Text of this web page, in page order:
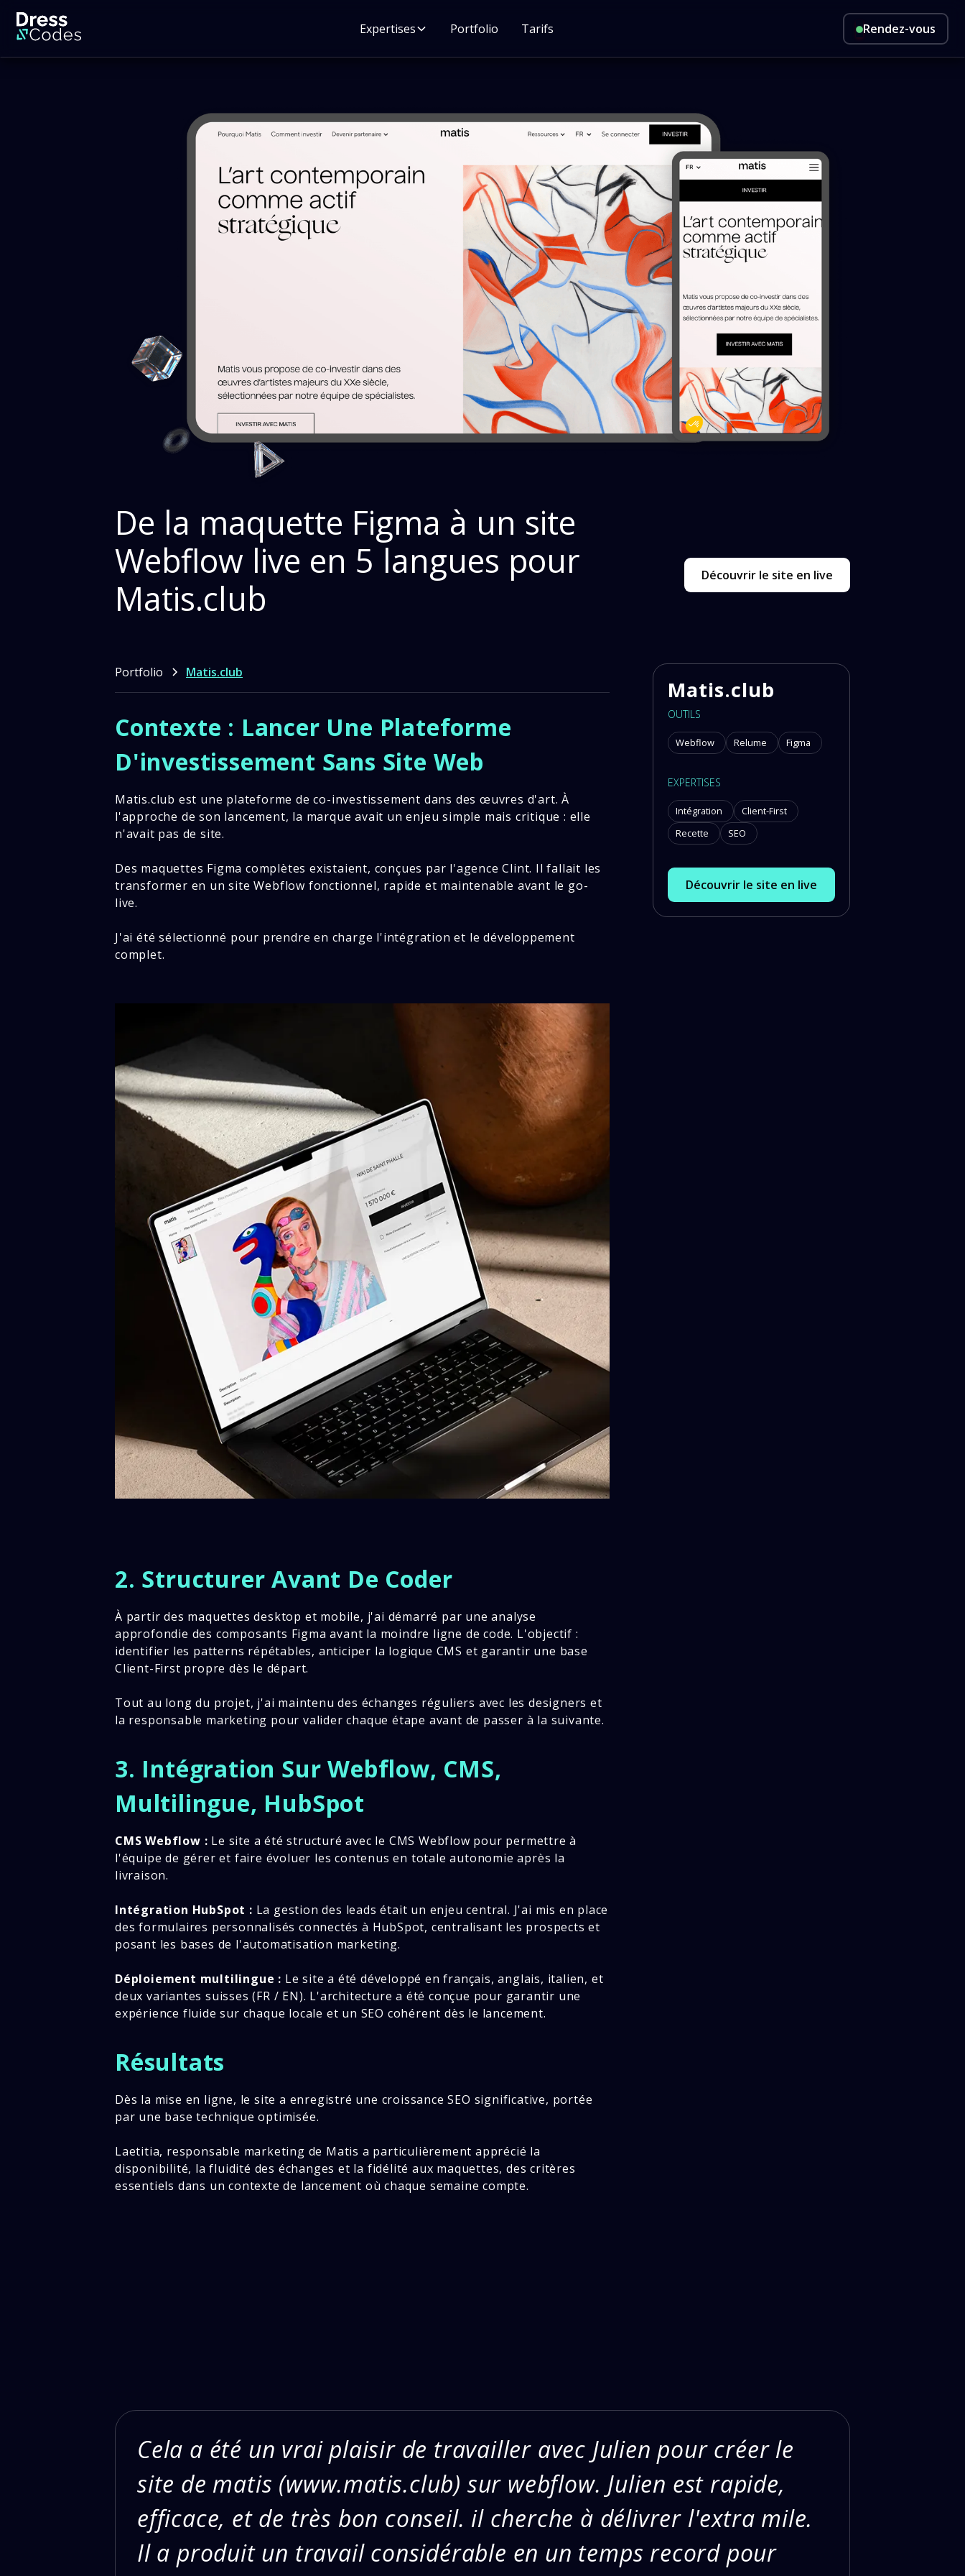
Expertises Portfolio Tarifs Rendez-vous
De la maquette Figma à un site
Webflow live en 5 langues pour
Matis.club
Découvrir le site en live
Portfolio Matis.club
Contexte : Lancer Une Plateforme
D'investissement Sans Site Web
Matis.club est une plateforme de co-investissement dans des œuvres d'art. À
l'approche de son lancement, la marque avait un enjeu simple mais critique : elle
n'avait pas de site.
Des maquettes Figma complètes existaient, conçues par l'agence Clint. Il fallait les
transformer en un site Webflow fonctionnel, rapide et maintenable avant le go-
live.
J'ai été sélectionné pour prendre en charge l'intégration et le développement
complet.
2. Structurer Avant De Coder
À partir des maquettes desktop et mobile, j'ai démarré par une analyse
approfondie des composants Figma avant la moindre ligne de code. L'objectif :
identifier les patterns répétables, anticiper la logique CMS et garantir une base
Client-First propre dès le départ.
Tout au long du projet, j'ai maintenu des échanges réguliers avec les designers et
la responsable marketing pour valider chaque étape avant de passer à la suivante.
3. Intégration Sur Webflow, CMS,
Multilingue, HubSpot
CMS Webflow : Le site a été structuré avec le CMS Webflow pour permettre à
l'équipe de gérer et faire évoluer les contenus en totale autonomie après la
livraison.
Intégration HubSpot : La gestion des leads était un enjeu central. J'ai mis en place
des formulaires personnalisés connectés à HubSpot, centralisant les prospects et
posant les bases de l'automatisation marketing.
Déploiement multilingue : Le site a été développé en français, anglais, italien, et
deux variantes suisses (FR / EN). L'architecture a été conçue pour garantir une
expérience fluide sur chaque locale et un SEO cohérent dès le lancement.
Résultats
Dès la mise en ligne, le site a enregistré une croissance SEO significative, portée
par une base technique optimisée.
Laetitia, responsable marketing de Matis a particulièrement apprécié la
disponibilité, la fluidité des échanges et la fidélité aux maquettes, des critères
essentiels dans un contexte de lancement où chaque semaine compte.
Matis.club
OUTILS
Webflow Relume Figma
EXPERTISES
Intégration
Client-First
Recette
SEO
Découvrir le site en live
Cela a été un vrai plaisir de travailler avec Julien pour créer le
site de matis (www.matis.club) sur webflow. Julien est rapide,
efficace, et de très bon conseil. il cherche à délivrer l'extra mile.
Il a produit un travail considérable en un temps record pour